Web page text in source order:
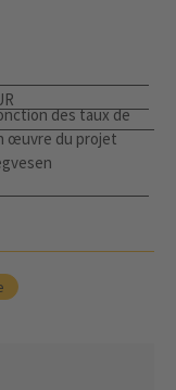
des taux de
œuvre du projet